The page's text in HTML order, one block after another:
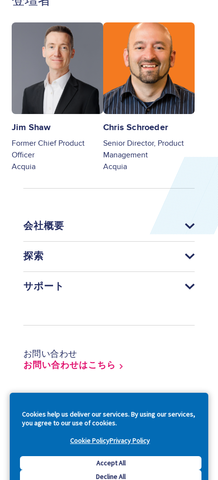
Cookies help us deliver our services. By using our services,
you agree to our use of cookies.
Cookie PolicyPrivacy Policy
Accept All
Decline All
Image
Jim Shaw
Former Chief Product
Officer
Acquia
Image
Chris Schroeder
Senior Director, Product
Management
Acquia
会社概要
探索
サポート
お問い合わせ
お問い合わせはこちら
Copyright © 2026 Acquia, Inc. All Rights Reserved.